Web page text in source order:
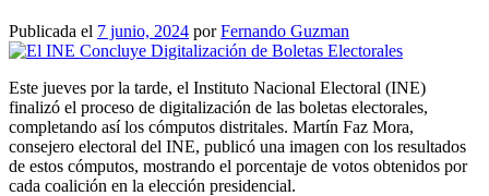
Publicada el 7 junio, 2024 porFernando Guzman
Este jueves por la tarde, el Instituto Nacional Electoral (INE)
finalizó el proceso de digitalización de las boletas electorales,
completando así los cómputos distritales. Martín Faz Mora,
consejero electoral del INE, publicó una imagen con los resultados
de estos cómputos, mostrando el porcentaje de votos obtenidos por
cada coalición en la elección presidencial.